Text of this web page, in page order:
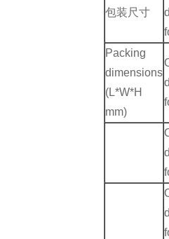
包装尺寸
Packing
dimensions
(L*W*H
mm)